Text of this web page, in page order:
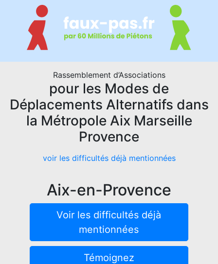
Rassemblement d’Associations
pour les Modes de
Déplacements Alternatifs dans
la Métropole Aix Marseille
Provence
voir les difficultés déjà mentionnées
Aix-en-Provence
Voir les difficultés déjà
mentionnées
Témoignez